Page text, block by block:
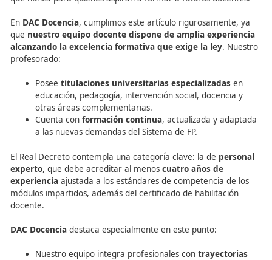
Sistema de Formación Profesional: